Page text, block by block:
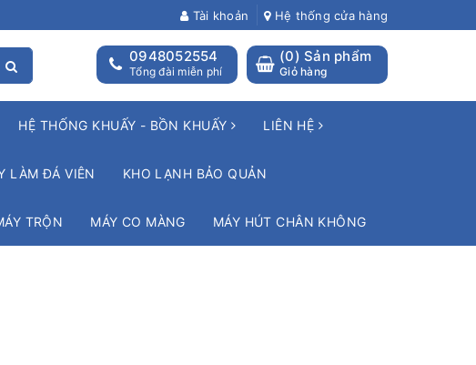
Tài khoản Hệ thống cửa hàng
(0) Sản phẩm
Giỏ hàng
0948052554
Tổng đài miễn phí
HỆ THỐNG KHUẤY - BỒN KHUẤY LIÊN HỆ
LÀM ĐÁ VIÊN KHO LẠNH BẢO QUẢN
TRỘN MÁY CO MÀNG MÁY HÚT CHÂN KHÔNG